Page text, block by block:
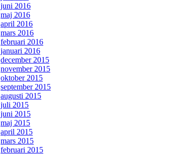
juni 2016
maj 2016
april 2016
mars 2016
februari 2016
januari 2016
december 2015
november 2015
oktober 2015
september 2015
augusti 2015
juli 2015
juni 2015
maj 2015
april 2015
mars 2015
februari 2015